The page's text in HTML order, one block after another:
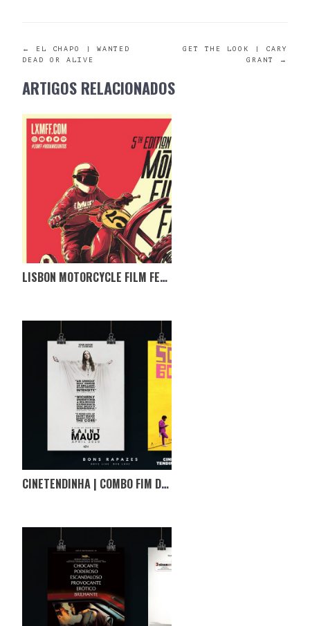
POST
NAVIGATION
←
EL CHAPO | WANTED
DEAD OR ALIVE
GET THE LOOK | CARY
GRANT
→
ARTIGOS RELACIONADOS
LISBON MOTORCYCLE FILM FEST 2021 | O REGRESSO
CINETENDINHA | COMBO FIM DE SEMANA